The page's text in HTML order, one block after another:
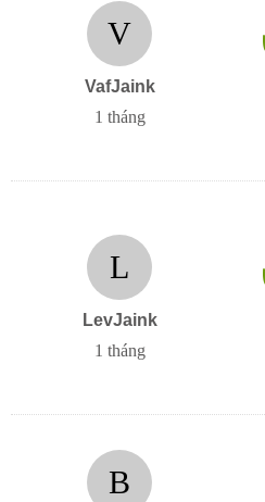
V
VafJaink
1 tháng
L
LevJaink
1 tháng
B